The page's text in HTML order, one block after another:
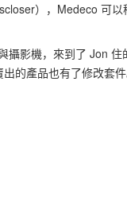
），Medeco 可
攝影機，來到了 Jon
的產品也有了修改套